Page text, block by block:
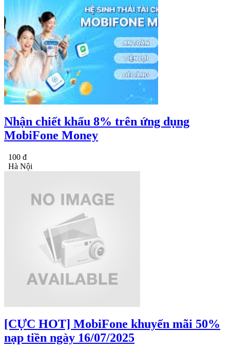
Nhận chiết khấu 8% trên ứng dụng
MobiFone Money
100 đ
Hà Nội
[CỰC HOT] MobiFone khuyến mãi 50%
nạp tiền ngày 16/07/2025